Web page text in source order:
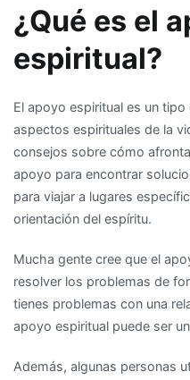
¿Qué es el
espiritual?
El apoyo espiritual es un
aspectos espirituales de la
consejos sobre cómo
apoyo para encontrar
para viajar a lugares
orientación del espíritu.
Mucha gente cree que el
resolver los problemas de
tienes problemas con una
apoyo espiritual puede ser
Además, algunas personas